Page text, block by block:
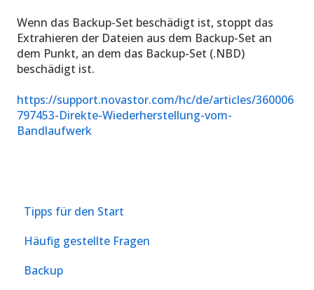
Wenn das Backup-Set beschädigt ist, stoppt das
Extrahieren der Dateien aus dem Backup-Set an
dem Punkt, an dem das Backup-Set (.NBD)
beschädigt ist.
https://support.novastor.com/hc/de/articles/360006
797453-Direkte-Wiederherstellung-vom-
Bandlaufwerk
Tipps für den Start
Häufig gestellte Fragen
Backup